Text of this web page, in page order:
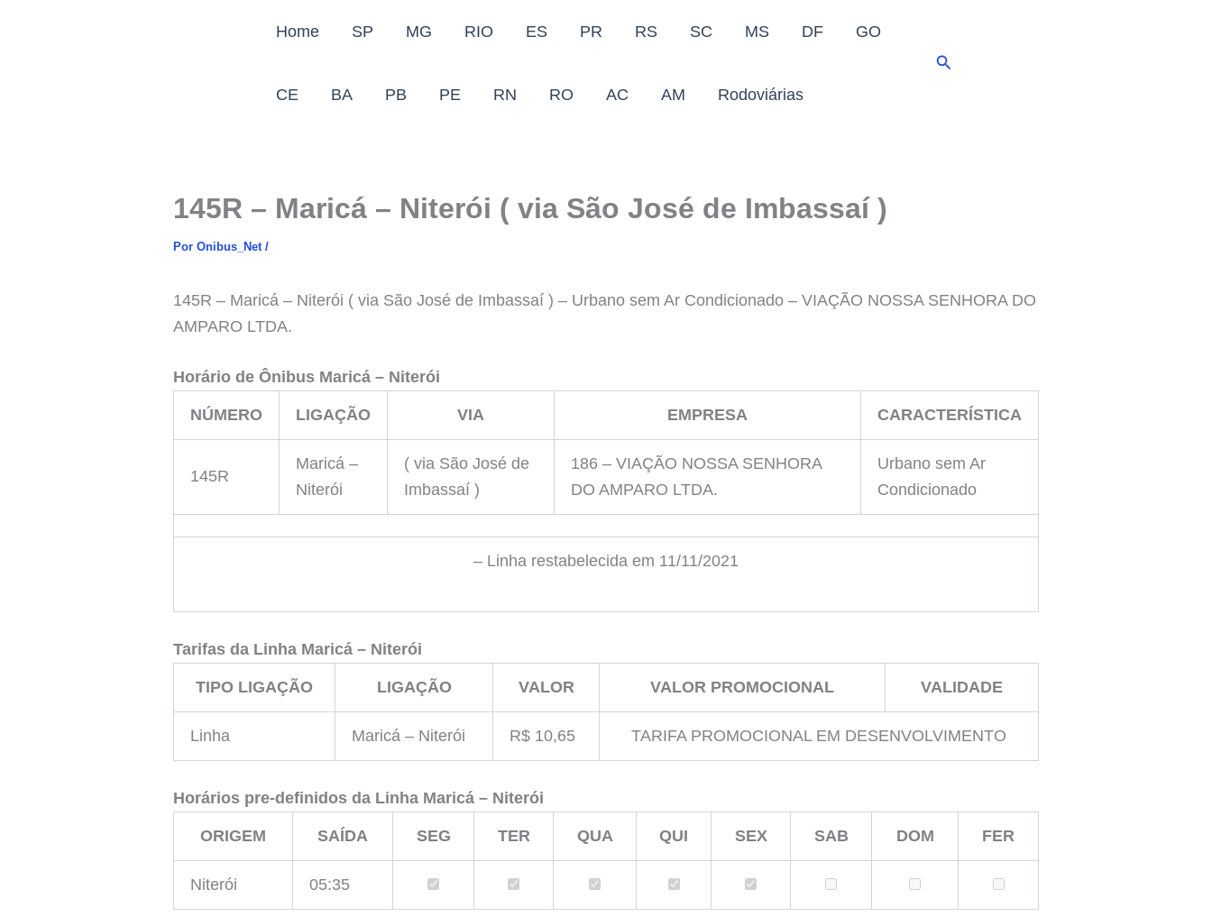
Home SP MG RIO ES PR RS SC MS DF GO
CE BA PB PE RN RO AC AM Rodoviárias
Pesquisar
145R – Maricá – Niterói ( via São José de Imbassaí )
Por Onibus_Net /
145R – Maricá – Niterói ( via São José de Imbassaí ) – Urbano sem Ar Condicionado – VIAÇÃO NOSSA SENHORA DO
AMPARO LTDA.
Horário de Ônibus Maricá – Niterói
NÚMERO LIGAÇÃO VIA EMPRESA CARACTERÍSTICA
145R
Maricá –
Niterói
( via São José de
Imbassaí )
186 – VIAÇÃO NOSSA SENHORA
DO AMPARO LTDA.
Urbano sem Ar
Condicionado
– Linha restabelecida em 11/11/2021
Tarifas da Linha Maricá – Niterói
TIPO LIGAÇÃO LIGAÇÃO VALOR VALOR PROMOCIONAL VALIDADE
Linha Maricá – Niterói R$ 10,65 TARIFA PROMOCIONAL EM DESENVOLVIMENTO
Horários pre-definidos da Linha Maricá – Niterói
ORIGEM SAÍDA SEG TER QUA QUI SEX SAB DOM FER
Niterói 05:35